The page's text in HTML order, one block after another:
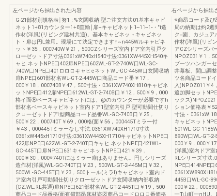
左ページから抽出された内容
G-21部材別規格表￨努1_;%玄関収納I型ご注文方法01基本キャビ
ネット1+81カウンター1+8直輸￨扉+キャビネット1--11--1-・"i造
作材(洋風)(リビング建材共通)。基本キャビネットキャビネッ
ト・扉は円L兼用。現場にて決定できますh~n445Wルキャビネ
ット￥35，000740W￥21，500CZシリーズ室内ドア室内引戸ク
ローゼットドア寸法0361xW740xH540寸法:0361XW445XH540キ
ャヒ.ネッ卜NPE口402扉NPE口602WL-GT-2-740W口WL-GC-
740W口NPE口401ロロロキャヒeネットWL-GC-445W口玄関収納
扉NPE口601部材名WL-GT-2-445W口商品コード番￥17，
000￥18，0007408￥47，500寸法・0361XW740XH810キャビネ
ッ卜NPE口412扉NPE口612WL-GT-2-740B口￥12，500￥9，000
格イ面⑧ベースキャビネットには、@のカウンターが必要ですh
部材名ベースキャビネット室内ドア1型室内引戸I型可動間仕切り
クローゼットドアI型商品コード品番WL-GC-740B口￥25，
500￥22，000740T￥69，000格{面￥56，000445Tミラー付
￥43，000445Tミラーなし寸法:0361XW740XH1710寸法
0361xW445xH1710寸法:0361XW445XH1710キャビネッ卜NPE口
422扉NPE口622WL-GT-2-740T口キャヒ.ネッ卜NPE口421WL-
GC-445T口扉NPE口631キャヒ'ネッ卜NPE口421￥39，
000￥30，000※740Tにはミラー扉はありません。円しシリーズ
造作材(洋風)WL-GC-740T口￥23，500WL-GT-2-445M口￥32，
500WL-GC-445T口￥23，500トール(ミラl)キャビネット室内ド
ア室内引戸可動間仕切りクローゼットドア玄関収納内部収納
(CZ.WL.RL共通)扉NPE口621部材名WL-GT-2-445T口￥19，500
商品コード品番格{面有償部昂床材姿図商品コードロロロ番価格
右ページから抽出
※商昂コード及び
局の納期は約2
ク=園、カジュア
作材(洋風)(リビ
アCZシリーズパ
NPOZ031￥1，
ブーツハンガー
井幕板、間口調
ツ名商品コード
入)NPOZ011￥4
追加脚セット
ックス
ション価格表￥
寸法・
キャビネット
601WL-GC-
890W口WL-GT-
000￥9，000￥
(洋風)室内ドア
RLシリーズ寸法
NPE口414NPE
445B口WL-GC-
000￥22，
一T山町一nHU。